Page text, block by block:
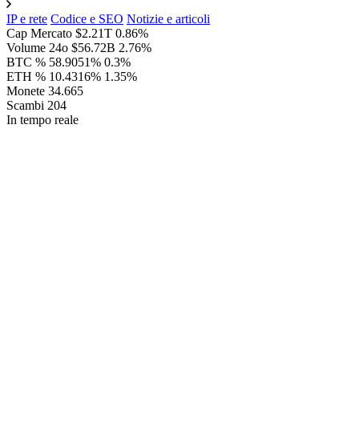
IP e rete Codice e SEO Notizie e articoli
Cap Mercato $2.21T 0.86%
Volume 24o $56.72B 2.76%
BTC % 58.9051% 0.3%
ETH % 10.4316% 1.35%
Monete 34.665
Scambi 204
In tempo reale